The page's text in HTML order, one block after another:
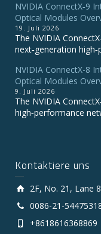
NVIDIA ConnectX‑9
Optical Modules
19. Juli 2026
The NVIDIA
next‑generation
NVIDIA ConnectX-8
Optical Modules
9. Juli 2026
The NVIDIA
high‑performance
Kontaktiere uns
2F, No. 21, Lane
0086-21-
+8618616368869